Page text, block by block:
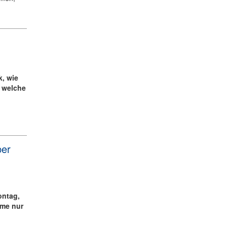
wie
nur